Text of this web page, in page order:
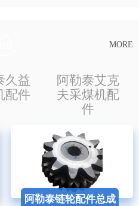
MORE
久益
配件
阿勒泰艾克
夫采煤机配
件
阿勒泰链轮配件总成